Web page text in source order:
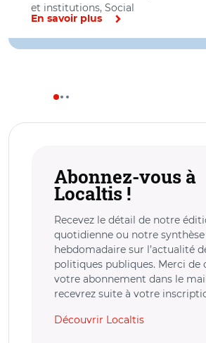
et institutions, Social
En savoir plus
Abonnez-vous à
Localtis !
Recevez le détail de notre
quotidienne ou notre synthèse
hebdomadaire sur l’actualité
politiques publiques. Merci de
votre abonnement dans le
recevrez suite à votre
Découvrir Localtis